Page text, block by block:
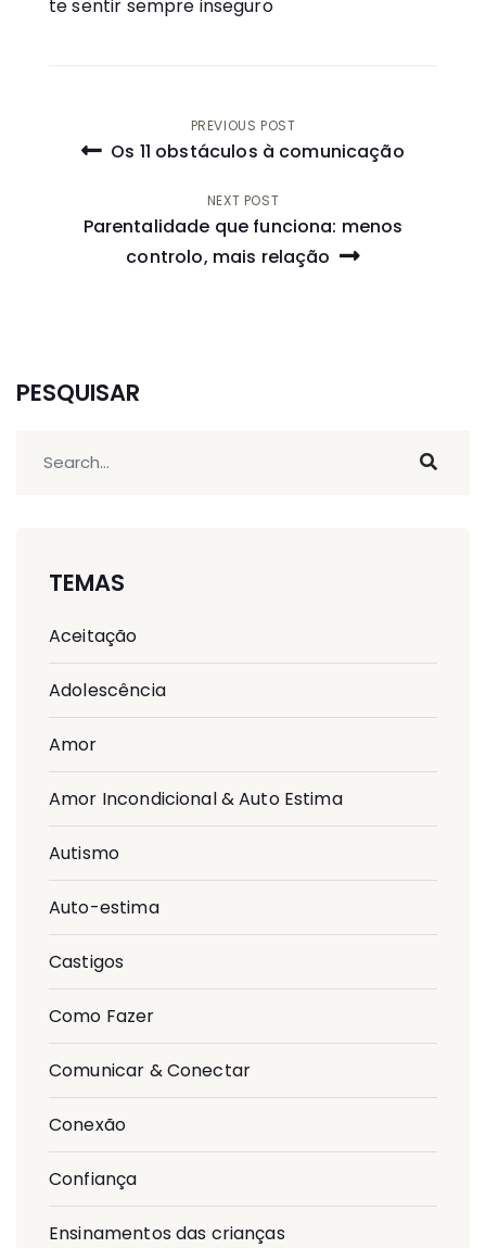
te sentir sempre inseguro
Navegação
artigos
PREVIOUS POST
Os 11 obstáculos à comunicação
NEXT POST
Parentalidade que funciona: menos
controlo, mais relação
PESQUISAR
TEMAS
Aceitação
Adolescência
Amor
Amor Incondicional & Auto Estima
Autismo
Auto-estima
Castigos
Como Fazer
Comunicar & Conectar
Conexão
Confiança
Ensinamentos das crianças